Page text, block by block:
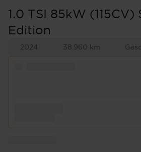
1.0 TSI 85kW (115CV)
Edition
2024 38.960 km